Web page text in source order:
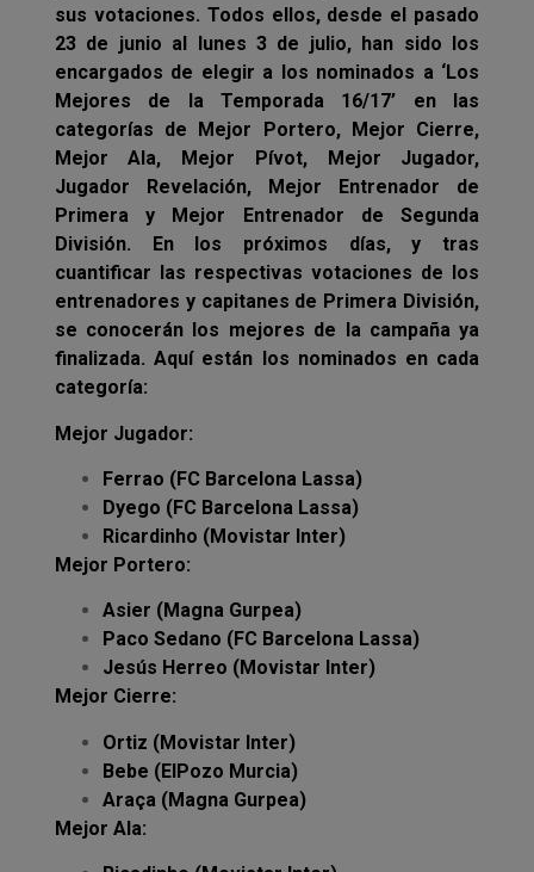
sus votaciones. Todos ellos, desde el pasado
23 de junio al lunes 3 de julio, han sido los
encargados de elegir a los nominados a ‘Los
Mejores de la Temporada 16/17’ en las
categorías de Mejor Portero, Mejor Cierre,
Mejor Ala, Mejor Pívot, Mejor Jugador,
Jugador Revelación, Mejor Entrenador de
Primera y Mejor Entrenador de Segunda
División. En los próximos días, y tras
cuantificar las respectivas votaciones de los
entrenadores y capitanes de Primera División,
se conocerán los mejores de la campaña ya
finalizada. Aquí están los nominados en cada
categoría:
Mejor Jugador:
Ferrao (FC Barcelona Lassa)
Dyego (FC Barcelona Lassa)
Ricardinho (Movistar Inter)
Mejor Portero:
Asier (Magna Gurpea)
Paco Sedano (FC Barcelona Lassa)
Jesús Herreo (Movistar Inter)
Mejor Cierre:
Ortiz (Movistar Inter)
Bebe (ElPozo Murcia)
Araça (Magna Gurpea)
Mejor Ala: